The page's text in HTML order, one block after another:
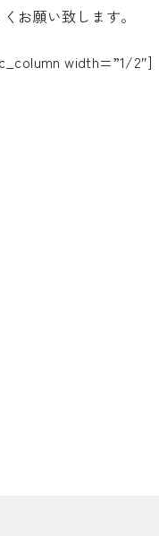
お願い致します。
width=”1/2″]